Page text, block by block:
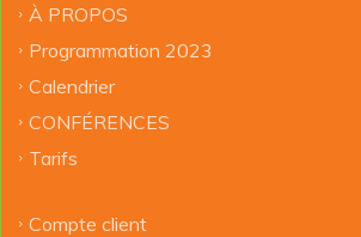
À PROPOS
Programmation 2023
Calendrier
CONFÉRENCES
Tarifs
Compte client